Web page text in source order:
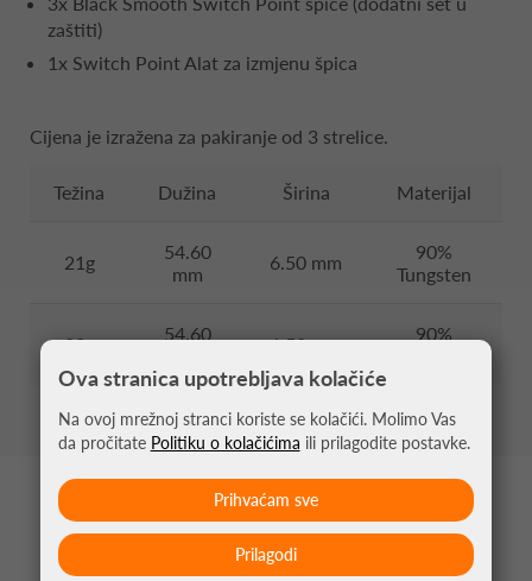
zaštiti)
1x Switch Point Alat za izmjenu špica
Cijena je izražena za pakiranje od 3 strelice.
Težina Dužina Širina Materijal
21g
54.60
mm
6.50 mm
90%
Tungsten
23g
54.60
6.50 mm
90%
MOŽDA VAS ZANIMA
Ova stranica upotrebljava kolačiće
Na ovoj mrežnoj stranci koriste se kolačići. Molimo Vas
da pročitate Politiku o kolačićima ili prilagodite postavke.
Prilagodi
Prihvaćam sve